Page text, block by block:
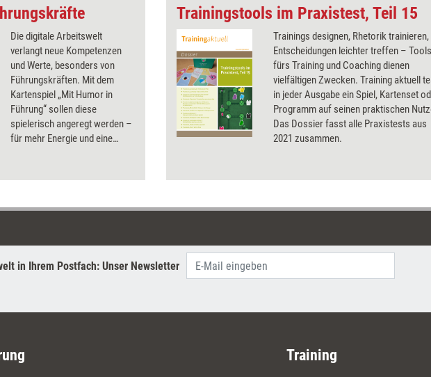
Die digitale Arbeitswelt
verlangt neue Kompetenzen
und Werte, besonders von
Führungskräften. Mit dem
Kartenspiel „Mit Humor in
Führung“ sollen diese
spielerisch angeregt werden –
für mehr Energie und eine
getestet.
Trainingstools im Praxistest, Teil 15
Trainings designen, Rhetorik trainieren,
Entscheidungen leichter treffen – Tools
fürs Training und Coaching dienen
vielfältigen Zwecken. Training aktuell
in jeder Ausgabe ein Spiel, Kartenset
Programm auf seinen praktischen
Das Dossier fasst alle Praxistests aus
2021 zusammen.
in Ihrem Postfach: Unser Newsletter
Training